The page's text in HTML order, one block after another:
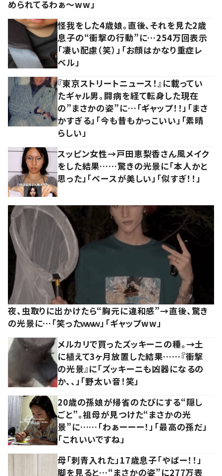
められてるわぁ～ww」
怪我をした4歳娘。直後、それを見た2歳
息子の“衝撃の行動”に…254万回表示
「凄い配慮（笑）」「お顔はかなり重症レ
ベル」
『東京ストリートニュース！』に載ってい
たギャル男。闘病を経て転身した現在
の”まさかの姿”に…「ギャップ！！」「まさ
かすぎる」「今も昔もかっこいい」「素晴
らしい」
スッピン女性→戸田恵梨香さん風メイク
をした結果……驚きの光景に「本人かと
思った」「ベースが美しい」「似すぎ！！」
夜、虫取りに出かけたら“胸元に違和感”→直後、驚き
の光景に…「笑ったｗｗｗ」「ギャップww」
メルカリで買ったズッキーニの種。→土
に植えて3ヶ月放置した結果……『衝撃
の光景』に「ズッキーニも凶器になるの
か、、」「野太い音！笑」
20歳の孫娘が帰省のたびにする“隠し
ごと”。祖母が見つけた“まさかの光
景”に……「わぁーーー！」「最高の孫だ」
「これいいですね」
母「刺青入れた」17歳息子「やばー！！」
脚を見ると…“まさかの姿”に277万表